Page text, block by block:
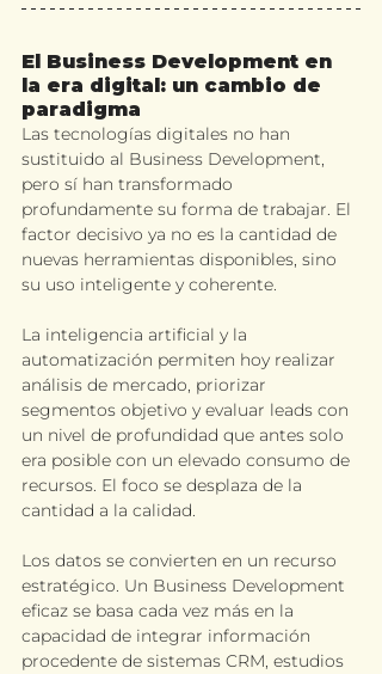
El Business Development en
la era digital: un cambio de
paradigma
Las tecnologías digitales no han
sustituido al Business Development,
pero sí han transformado
profundamente su forma de trabajar. El
factor decisivo ya no es la cantidad de
nuevas herramientas disponibles, sino
su uso inteligente y coherente.
La inteligencia artificial y la
automatización permiten hoy realizar
análisis de mercado, priorizar
segmentos objetivo y evaluar leads con
un nivel de profundidad que antes solo
era posible con un elevado consumo de
recursos. El foco se desplaza de la
cantidad a la calidad.
Los datos se convierten en un recurso
estratégico. Un Business Development
eficaz se basa cada vez más en la
capacidad de integrar información
procedente de sistemas CRM, estudios